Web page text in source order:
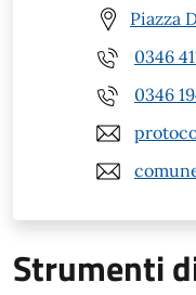
Piazza
0346
0346
Strumenti